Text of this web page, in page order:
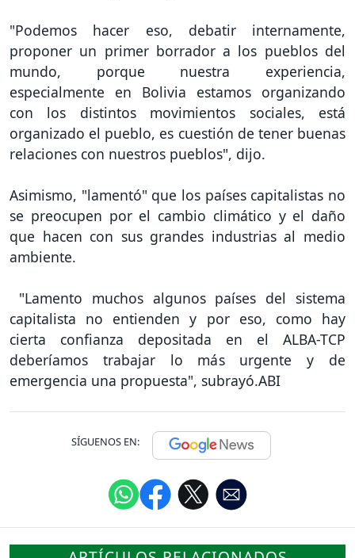
"Podemos hacer eso, debatir internamente,
proponer un primer borrador a los pueblos del
mundo, porque nuestra experiencia,
especialmente en Bolivia estamos organizando
con los distintos movimientos sociales, está
organizado el pueblo, es cuestión de tener buenas
relaciones con nuestros pueblos", dijo.
Asimismo, "lamentó" que los países capitalistas no
se preocupen por el cambio climático y el daño
que hacen con sus grandes industrias al medio
ambiente.
"Lamento muchos algunos países del sistema
capitalista no entienden y por eso, como hay
cierta confianza depositada en el ALBA-TCP
deberíamos trabajar lo más urgente y de
emergencia una propuesta", subrayó.ABI
SÍGUENOS EN: